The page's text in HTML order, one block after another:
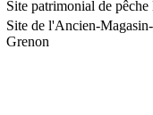
Site patrimonial de
Site de l'Ancien-
Grenon